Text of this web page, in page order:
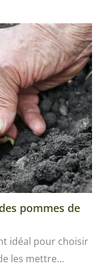
pommes de
idéal pour choisir
les mettre…